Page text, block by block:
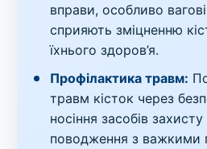
вправи, особливо
сприяють зміцненню
їхнього здоров’я.
Профілактика травм:
травм кісток через
носіння засобів
поводження з важкими